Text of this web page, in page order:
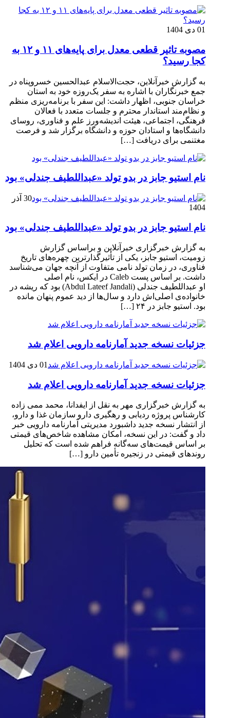
01 دی 1404
مصوبه تاثیر قطعی معدل برای پایه‌های ۱۱ و ۱۲ به
کجا رسید؟
به گزارش خبرآنلاین، حجت‌الاسلام عبدالحسین خسروپناه در
جمع خبرنگاران با اشاره به سفر یک‌روزه خود به استان
خراسان جنوبی، اظهار داشت: این سفر با برنامه‌ریزی منظم
و نظام‌مند استاندار محترم و جلسات متعدد با فعالان
فرهنگی، اجتماعی، هیئت اندیشه‌ورز علم و فناوری، روسای
دانشگاه‌ها و استادان حوزه و دانشگاه برگزار شد و فرصت
مغتنمی برای دریافت […]
نام استیو جابز در بدو تولد «عبداللطیف جندلی» بود
30 آذر
1404
نام استیو جابز در بدو تولد «عبداللطیف جندلی» بود
به گزارش خبرگزاری خبرآنلاین و براساس گزارش
زومیت، استیو جابز، یکی از تأثیرگذارترین چهره‌های تاریخ
فناوری، در زمان تولد نامی متفاوت از آنچه جهان می‌شناسد
داشت. بر اساس پست Caleb در ایکس، نام اصلی
او عبداللطیف جندلی (Abdul Lateef Jandali) بود که ریشه در
خانواده‌ی اصلی‌اش دارد و سال‌ها از دید عموم پنهان مانده
بود. استیو جابز در ۲۴ […]
جزئیات نسخه جدید آمارنامه دارویی اعلام شد
01 دی 1404
جزئیات نسخه جدید آمارنامه دارویی اعلام شد
به گزارش خبرگزاری مهر به نقل از ایفدانا، محمد ممی زاده
کارشناس پروژه ردیابی و رهگیری دارو سازمان غذا و دارو،
از انتشار نسخه جدید داشبورد مدیریتی آمارنامه دارویی خبر
داد و گفت: در این نسخه، امکان مشاهده شاخص‌های قیمتی
بر اساس قیمت‌های سه‌گانه فراهم شده است که تحلیل
روندهای قیمتی در زنجیره تأمین دارو […]